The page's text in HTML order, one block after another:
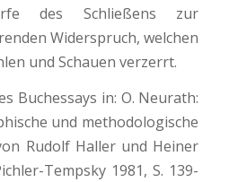
des Schließens zur
Widerspruch, welchen
und Schauen verzerrt.
Buchessays in: O. Neurath:
und methodologische
Rudolf Haller und Heiner
Tempsky 1981, S. 139-